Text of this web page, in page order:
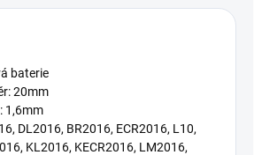
baterie
20mm
1,6mm
DL2016, BR2016, ECR2016, L10,
KL2016, KECR2016, LM2016,